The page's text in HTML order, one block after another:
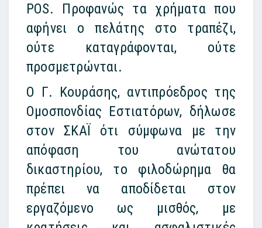
POS. Προφανώς τα χρήματα που
αφήνει ο πελάτης στο τραπέζι,
ούτε καταγράφονται, ούτε
προσμετρώνται.
Ο Γ. Κουράσης, αντιπρόεδρος της
Ομοσπονδίας Εστιατόρων, δήλωσε
στον ΣΚΑΪ ότι σύμφωνα με την
απόφαση του ανώτατου
δικαστηρίου, το φιλοδώρημα θα
πρέπει να αποδίδεται στον
εργαζόμενο ως μισθός, με